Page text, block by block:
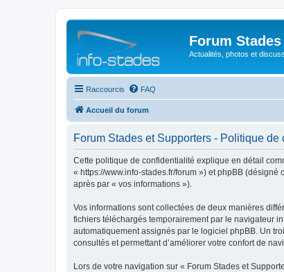
Forum
Actualités, photos et
Raccourcis FAQ
Accueil du forum
Forum Stades et Supporters - Politique de
Cette politique de confidentialité explique en détail
« https://www.info-stades.fr/forum ») et phpBB
après par « vos informations »).
Vos informations sont collectées de deux manières
fichiers téléchargés temporairement par le navigateur
automatiquement assignés par le logiciel phpBB. Un
consultés et permettant d’améliorer votre confort de
Lors de votre navigation sur « Forum Stades et